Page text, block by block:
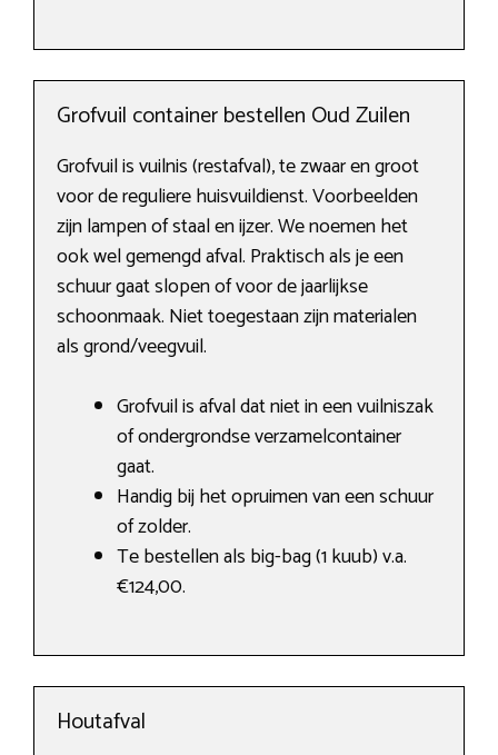
Grofvuil container bestellen Oud Zuilen
Grofvuil is vuilnis (restafval), te zwaar en groot
voor de reguliere huisvuildienst. Voorbeelden
zijn lampen of staal en ijzer. We noemen het
ook wel gemengd afval. Praktisch als je een
schuur gaat slopen of voor de jaarlijkse
schoonmaak. Niet toegestaan zijn materialen
als grond/veegvuil.
Grofvuil is afval dat niet in een vuilniszak
of ondergrondse verzamelcontainer
gaat.
Handig bij het opruimen van een schuur
of zolder.
Te bestellen als big-bag (1 kuub) v.a.
€124,00.
Houtafval